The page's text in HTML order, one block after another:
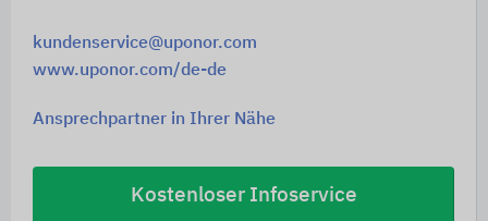
kundenservice@uponor.com
www.uponor.com/de-de
Ansprechpartner in Ihrer Nähe
Kostenloser Infoservice